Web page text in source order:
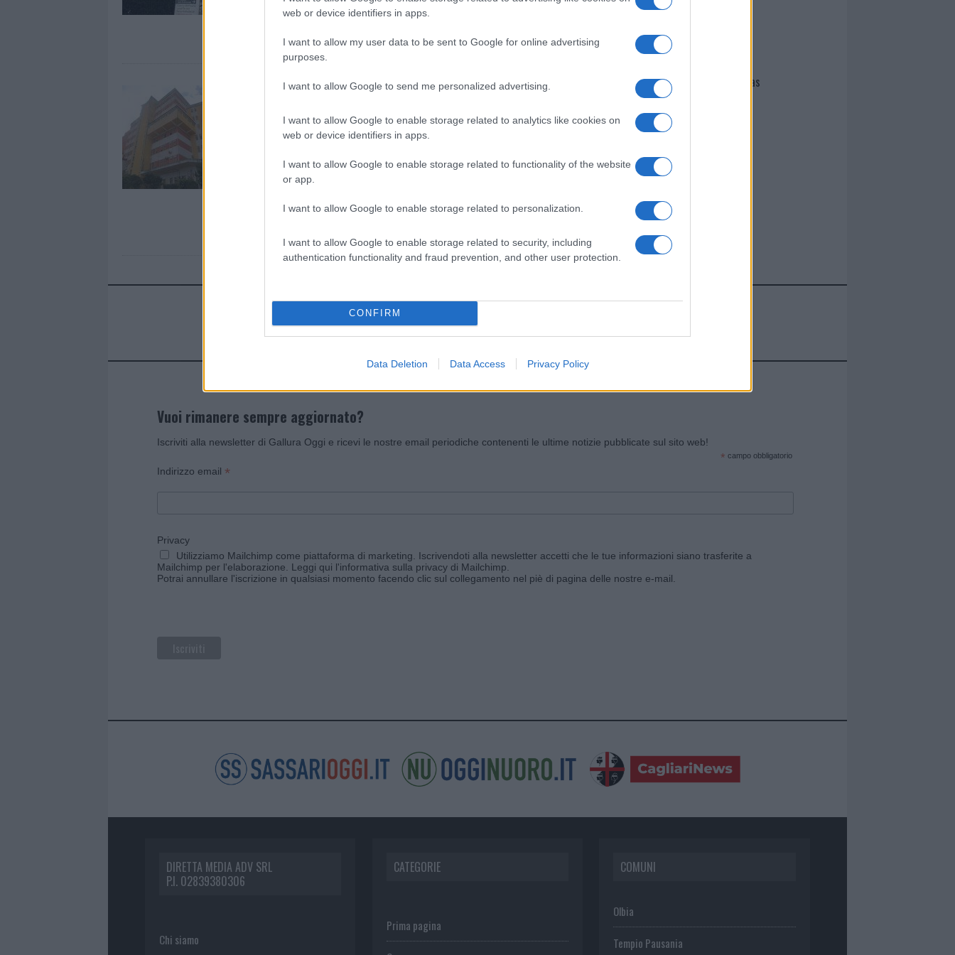
web or device identifiers in apps.
I want to allow my user data to be sent to Google for online advertising
purposes.
I want to allow Google to send me personalized advertising.
I want to allow Google to enable storage related to analytics like cookies on
web or device identifiers in apps.
I want to allow Google to enable storage related to functionality of the website
or app.
I want to allow Google to enable storage related to personalization.
I want to allow Google to enable storage related to security, including
authentication functionality and fraud prevention, and other user protection.
CONFIRM
Data Deletion Data Access Privacy Policy
Zuncheddu Un velo di tristezza e incredulità è
calato sul centro di Luras e sull’intera Gallura per
l’improvvisa scomparsa di Mauro…
CRONACA 11 MAGGIO 2026
Morto in ospedale a Tempio, chi era il
22enne di Luras
La tragica morte di Mauro Zuncheddu. Si chiama
polmonite. Il giovane, che avrebbe compiuto 23
Giovannimaria Cabras
Invia un Comunicato Stampa
Vuoi rimanere sempre aggiornato?
Iscriviti alla newsletter di Gallura Oggi e ricevi le nostre email periodiche contenenti le ultime notizie pubblicate sul sito web!
* campo obbligatorio
Indirizzo email *
Privacy
Utilizziamo Mailchimp come piattaforma di marketing. Iscrivendoti alla newsletter accetti che le tue informazioni siano trasferite a
Mailchimp per l'elaborazione. Leggi qui l'informativa sulla privacy di Mailchimp.
Potrai annullare l'iscrizione in qualsiasi momento facendo clic sul collegamento nel piè di pagina delle nostre e-mail.
DIRETTA MEDIA ADV SRL
P.I. 02839380306
Chi siamo
CATEGORIE
Prima pagina
COMUNI
Olbia
Tempio Pausania